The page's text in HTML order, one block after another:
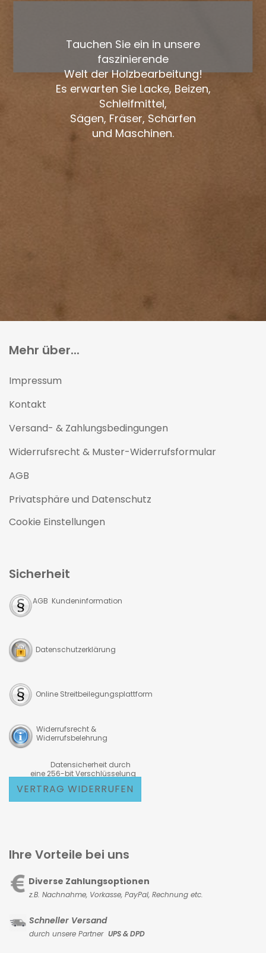
Tauchen Sie ein in unsere
faszinierende
Welt der Holzbearbeitung!
Es erwarten Sie Lacke, Beizen,
Schleifmittel,
Sägen, Fräser, Schärfen
und Maschinen.
Mehr über...
Impressum
Kontakt
Versand- & Zahlungsbedingungen
Widerrufsrecht & Muster-Widerrufsformular
AGB
Privatsphäre und Datenschutz
Cookie Einstellungen
Sicherheit
AGB Kundeninformation
Datenschutzerklärung
Online Streitbeilegungsplattform
Widerrufsrecht &
Widerrufsbelehrung
Datensicherheit durch
eine 256-bit Verschlüsselung
VERTRAG WIDERRUFEN
Ihre Vorteile bei uns
Diverse Zahlungsoptionen
z.B. Nachnahme, Vorkasse, PayPal, Rechnung etc.
Schneller Versand
durch unsere Partner UPS & DPD